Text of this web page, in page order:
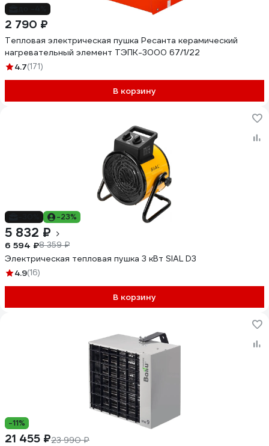
2 790 ₽
Тепловая электрическая пушка Ресанта керамический
нагревательный элемент ТЭПК-3000 67/1/22
4.7(171)
В корзину
-23%
5 832 ₽
6 594 ₽8 359 ₽
Электрическая тепловая пушка 3 кВт SIAL D3
4.9(16)
В корзину
-11%
21 455 ₽23 990 ₽